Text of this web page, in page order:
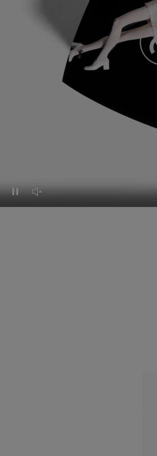
Mettre cette vidéo en pause
Réactiver le son de cette vidéo